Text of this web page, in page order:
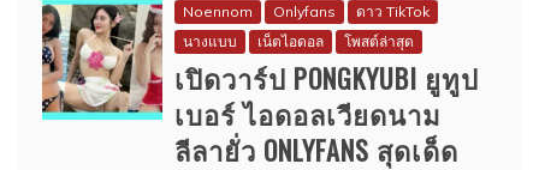
Noennom Onlyfans
ดาว TikTok
นางแบบ
เน็ตไอดอล โพสต์ล่าสุด
เปิดวาร์ป PONGKYUBI ยูทูป
เบอร์ ไอดอลเวียดนาม
ลีลายั่ว ONLYFANS สุดเด็ด